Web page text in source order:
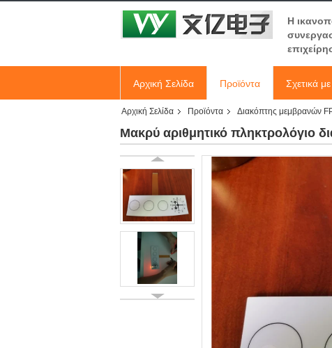
Η
Αρχική Σελίδα Προϊόντα Σχετικά
Αρχική Σελίδα Προϊόντα Διακόπτης μεμβρανών
Μακρύ αριθμητικό πληκτρολόγιο